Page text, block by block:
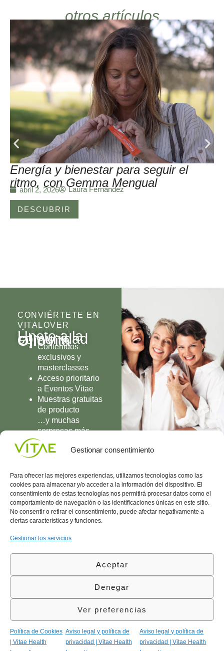
Gestionar consentimiento
Para ofrecer las mejores experiencias, utilizamos tecnologías como las
cookies para almacenar y/o acceder a la información del dispositivo. El
consentimiento de estas tecnologías nos permitirá procesar datos como el
comportamiento de navegación o las identificaciones únicas en este sitio.
No consentir o retirar el consentimiento, puede afectar negativamente a
ciertas características y funciones.
Gestionar los servicios
Aceptar
Denegar
Ver preferencias
Política de Cookies
| Vitae Health
Aviso legal y política de
privacidad | Vitae Health
Aviso legal y política de
privacidad | Vitae Health
otros artículos
Energía y bienestar para seguir el
ritmo, con Gemma Mengual
abril 2, 2026 Laura Fernández
DESCUBRIR
CONVIÉRTETE EN
VITALOVER
Únete a la
comunidad
OlioVita
Contenidos
exclusivos y
masterclasses
Acceso prioritario
a Eventos Vitae
Muestras gratuitas
de producto
…y muchas
sorpresas más
UNIRME
Conocenos
Vitae
l
Área
Política
de
Política
Calidad
(+34)
935
©Vitae Health Innovation S.L. Todos los derechos